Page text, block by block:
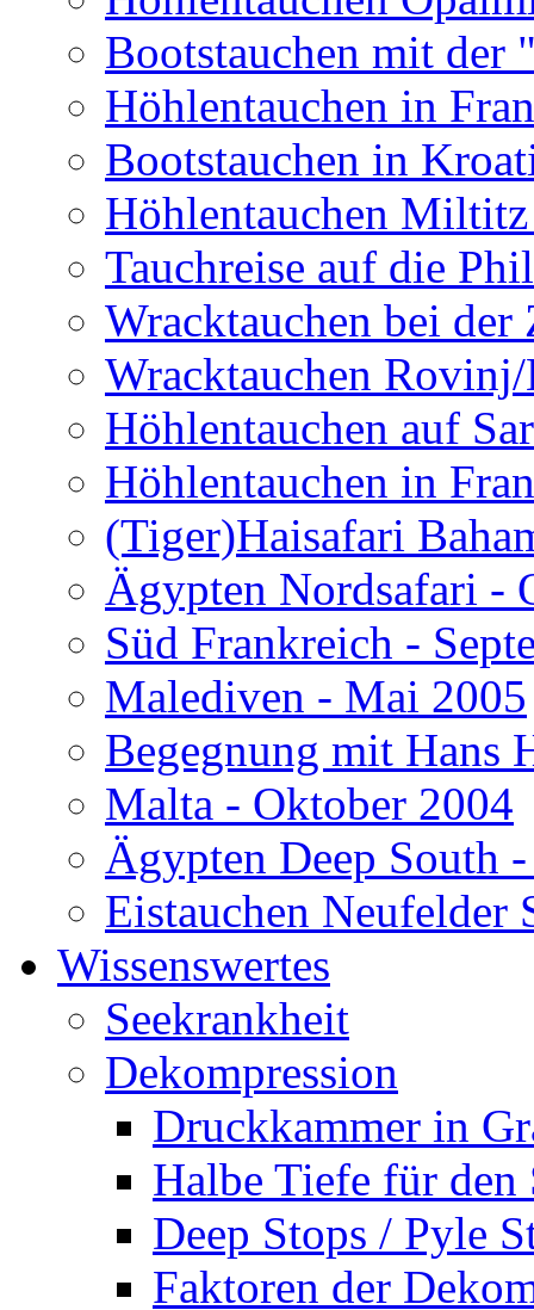
Bootstauchen mit
Höhlentauchen in
Bootstauchen in
Höhlentauchen
Tauchreise auf die
Wracktauchen bei der
Wracktauchen
Höhlentauchen auf
Höhlentauchen in
(Tiger)Haisafari
Ägypten Nordsafari -
Süd Frankreich -
Malediven - Mai 2005
Begegnung mit Hans
Malta - Oktober 2004
Ägypten Deep South
Eistauchen Neufelder
Wissenswertes
Seekrankheit
Dekompression
Druckkammer in
Halbe Tiefe für den
Deep Stops / Pyle
Faktoren der